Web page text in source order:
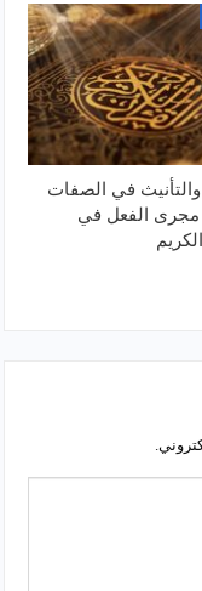
والتأنيث في الصفات
مجرى الفعل في